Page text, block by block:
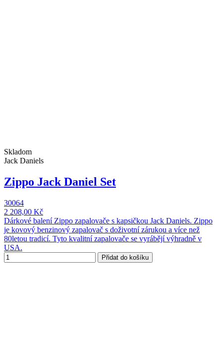
Skladom
Jack Daniels
Zippo Jack Daniel Set
30064
2 208,00 Kč
Dárkové balení Zippo zapalovače s kapsičkou Jack Daniels. Zippo
je kovový benzinový zapalovač s doživotní zárukou a více než
80letou tradicí. Tyto kvalitní zapalovače se vyrábějí výhradně v
USA.
Přidat do košíku